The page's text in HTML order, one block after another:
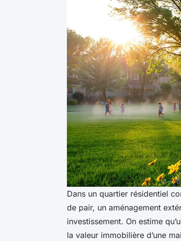
Dans un quartier résidentiel
de pair, un aménagement
investissement. On estime
la valeur immobilière d’une